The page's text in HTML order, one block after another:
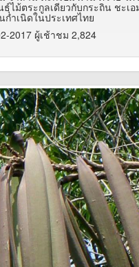
ไม้ตระกูลเดียวกับกระถิน ชะเ
ำเนิดในประเทศไทย
2017 ผู้เช้าชม 2,824